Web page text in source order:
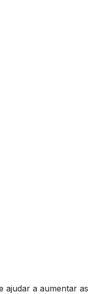
ajudar a aumentar as